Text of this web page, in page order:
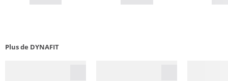
Plus de DYNAFIT